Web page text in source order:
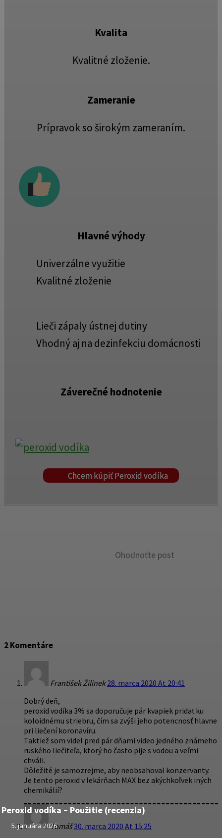
Peroxid vodíka – Použitie (recenzia)
5. januára 2026
Kvalita
Kvalitné zloženie.
Zameranie
Prípravok so širokým zameraním.
Hlavné výhody
Univerzálne využitie
Kvalitné zloženie
Lieči zápaly ústnej dutiny
Vhodný aj na dezinfekciu domácnosti
Záverečné hodnotenie
Chcem kúpiť Peroxid vodíka
Ohodnoťte post
2 Komentáre
František Žilinek 28. marca 2020 At 20:41
Dobrý deň,
peroxid vodíka 3% sa doporučuje pár kvapiek pridať ku
koloidnému striebru, čím sa zvýši jeho potencnosť hlavne
pri liečení koronavíru.
Taktiež som videl pred pár dňami video jedného známeho
ruského liečiteľa, ktorý ho často pije s vodou a veľmi
chváli.
Dôležité je samozrejme, aby neobsahoval konzervanty.
Je tento peroxid v lekárňach MAX bez akýchkoľvek iných
chemikálií?
Tomáš 30. marca 2020 At 15:25